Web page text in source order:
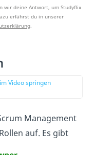
wir deine Antwort, um Studyflix
erfährst du in unserer
.
Video springen
Management
auf. Es gibt